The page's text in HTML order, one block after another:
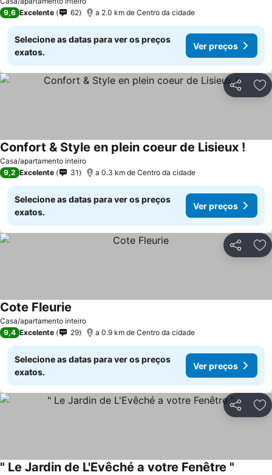
9,6 Excelente 62 a 2.0 km de Centro da cidade
Selecione as datas para ver os preços
exatos.
Ver preços
Partilhar
Casa/apartamento inteiro
Confort & Style en plein coeur de Lisieux !
9,2 Excelente 31 a 0.3 km de Centro da cidade
Selecione as datas para ver os preços
exatos.
Ver preços
Partilhar
Casa/apartamento inteiro
Cote Fleurie
9,4 Excelente 29 a 0.9 km de Centro da cidade
Selecione as datas para ver os preços
exatos.
Ver preços
Partilhar
" Le Jardin de L'Evêché a votre Fenêtre "